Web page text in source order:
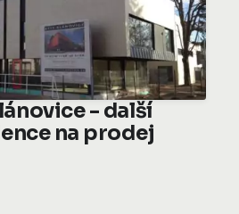
- další
na prodej